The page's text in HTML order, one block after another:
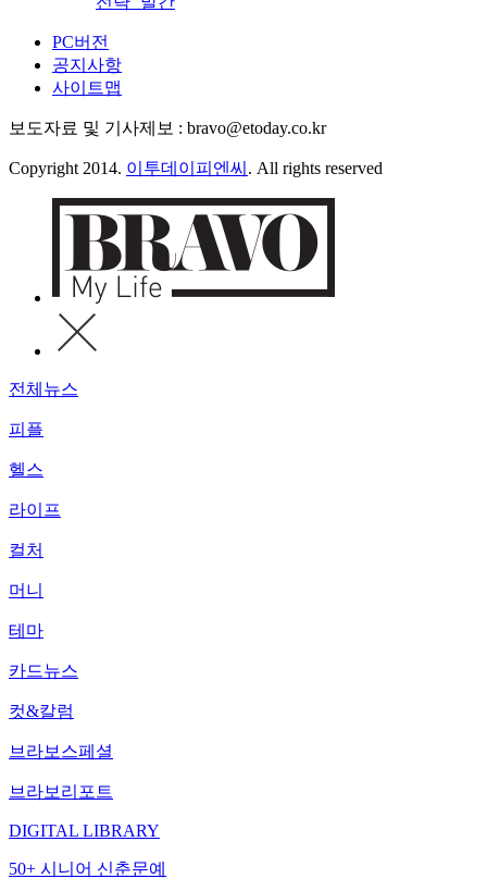
PC버전
공지사항
사이트맵
보도자료 및 기사제보 : bravo@etoday.co.kr
Copyright 2014. 이투데이피엔씨 . All rights reserved
전체뉴스
피플
헬스
라이프
컬처
머니
테마
카드뉴스
컷&칼럼
브라보스페셜
브라보리포트
DIGITAL LIBRARY
50+ 시니어 신춘문예